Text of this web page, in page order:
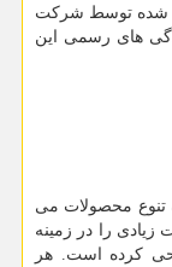
شده توسط شرکت
های رسمی این
تنوع محصولات می
را در زمینه
کرده است. هر